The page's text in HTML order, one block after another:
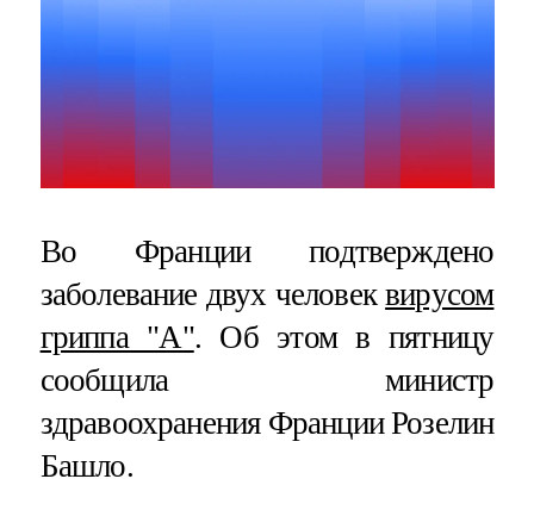
Во Франции подтверждено
заболевание двух человеквирусом
гриппа "А". Об этом в пятницу
сообщила министр
здравоохранения Франции Розелин
Башло.